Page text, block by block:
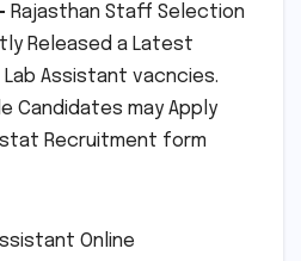
Rajasthan Staff Selection
Released a Latest
Assistant vacncies.
Candidates may Apply
Recruitment form
Online